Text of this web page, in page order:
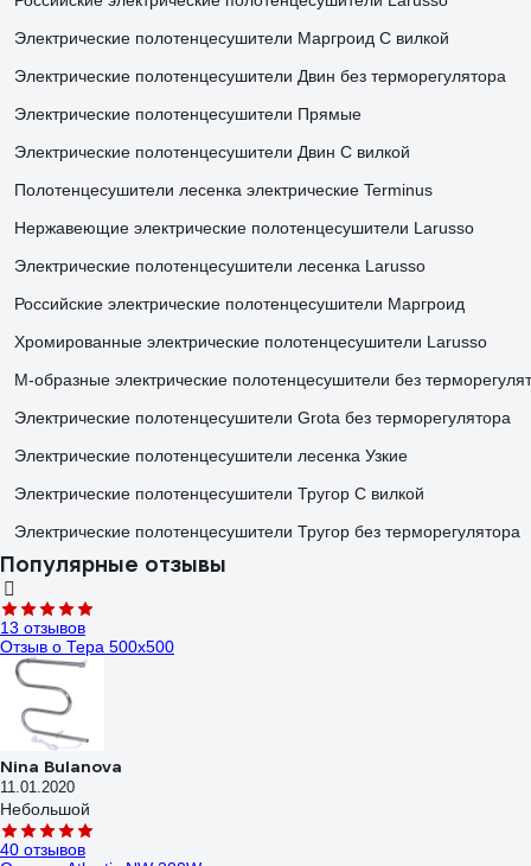
Электрические полотенцесушители Маргроид С вилкой
Электрические полотенцесушители Двин без терморегулятора
Электрические полотенцесушители Прямые
Электрические полотенцесушители Двин С вилкой
Полотенцесушители лесенка электрические Terminus
Нержавеющие электрические полотенцесушители Larusso
Электрические полотенцесушители лесенка Larusso
Российские электрические полотенцесушители Маргроид
Хромированные электрические полотенцесушители Larusso
М-образные электрические полотенцесушители без
Электрические полотенцесушители Grota без терморегулятора
Электрические полотенцесушители лесенка Узкие
Электрические полотенцесушители Тругор С вилкой
Электрические полотенцесушители Тругор без терморегулятора
Популярные отзывы
13 отзывов
Отзыв о Тера 500х500
Nina Bulanova
11.01.2020
Небольшой
40 отзывов